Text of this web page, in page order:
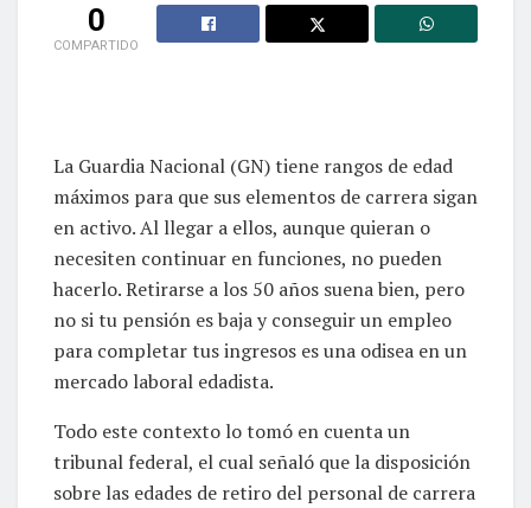
0
COMPARTIDO
La Guardia Nacional (GN) tiene rangos de edad
máximos para que sus elementos de carrera sigan
en activo. Al llegar a ellos, aunque quieran o
necesiten continuar en funciones, no pueden
hacerlo. Retirarse a los 50 años suena bien, pero
no si tu pensión es baja y conseguir un empleo
para completar tus ingresos es una odisea en un
mercado laboral edadista.
Todo este contexto lo tomó en cuenta un
tribunal federal, el cual señaló que la disposición
sobre las edades de retiro del personal de carrera